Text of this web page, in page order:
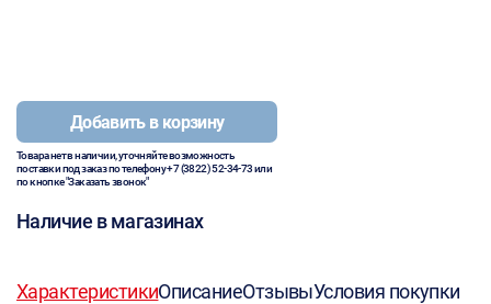
Добавить в корзину
Товара нет в наличии, уточняйте возможность
поставки под заказ по телефону+7 (3822) 52-34-73или
по кнопке "Заказать звонок"
Наличие в магазинах
ХарактеристикиОписаниеОтзывыУсловия покупки